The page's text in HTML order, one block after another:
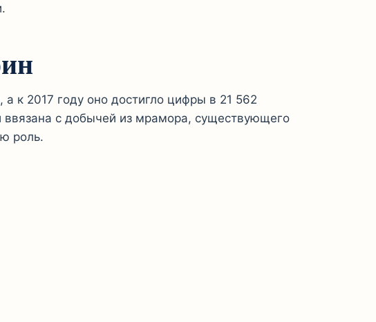
к 2017 году оно достигло цифры в 21 562
ввязана с добычей из мрамора, существующего
роль.